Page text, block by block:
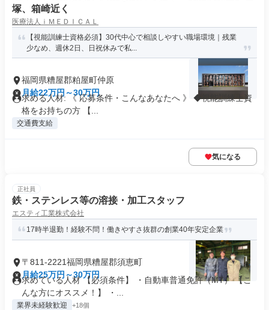
塚、箱崎近く
医療法人ｉＭＥＤＩＣＡＬ
【視能訓練士資格必須】30代中心で相談しやすい職場環境｜残業
少なめ、週休2日、日祝休みで私...
福岡県糟屋郡粕屋町仲原
月給22万円～30万円
求める人材: 《 応募条件・こんなあなたへ 》 ◆視能訓練士資
格をお持ちの方 【...
交通費支給
気になる
正社員
鉄・ステンレス等の溶接・加工スタッフ
エスティ工業株式会社
17時半退勤！経験不問！働きやすさ抜群の創業40年安定企業
〒811-2221福岡県糟屋郡須恵町
月給25万円～30万円
求めている人材 【必須条件】 ・自動車普通免許（MT） 【こ
んな方にオススメ！】 ・...
業界未経験歓迎 +18個